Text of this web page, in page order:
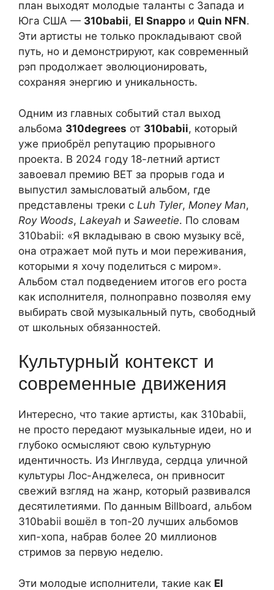
план выходят молодые таланты с Запада и
Юга США — 310babii, El Snappo и Quin NFN.
Эти артисты не только прокладывают свой
путь, но и демонстрируют, как современный
рэп продолжает эволюционировать,
сохраняя энергию и уникальность.
Одним из главных событий стал выход
альбома 310degrees от 310babii, который
уже приобрёл репутацию прорывного
проекта. В 2024 году 18-летний артист
завоевал премию BET за прорыв года и
выпустил замысловатый альбом, где
представлены треки с Luh Tyler, Money Man,
Roy Woods, Lakeyah и Saweetie. По словам
310babii: «Я вкладываю в свою музыку всё,
она отражает мой путь и мои переживания,
которыми я хочу поделиться с миром».
Альбом стал подведением итогов его роста
как исполнителя, полноправно позволяя ему
выбирать свой музыкальный путь, свободный
от школьных обязанностей.
Культурный контекст и
современные движения
Интересно, что такие артисты, как 310babii,
не просто передают музыкальные идеи, но и
глубоко осмысляют свою культурную
идентичность. Из Инглвуда, сердца уличной
культуры Лос-Анджелеса, он привносит
свежий взгляд на жанр, который развивался
десятилетиями. По данным Billboard, альбом
310babii вошёл в топ-20 лучших альбомов
хип-хопа, набрав более 20 миллионов
стримов за первую неделю.
Эти молодые исполнители, такие как El